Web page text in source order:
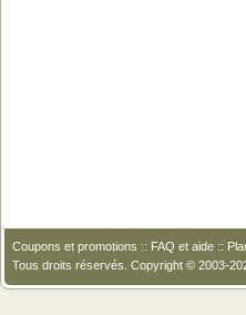
Coupons et promotions :: FAQ et aide ::
Tous droits réservés. Copyright © 2003-